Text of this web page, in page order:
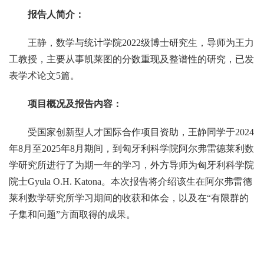
报告人简介：
王静，数学与统计学院2022级博士研究生，导师为王力
工教授，主要从事凯莱图的分数重现及整谱性的研究，已发
表学术论文5篇。
项目 概况及报告内容：
受国家创新型人才国际合作项目资助，王静同学于2024
年8月至2025年8月期间，到匈牙利科学院阿尔弗雷德莱利数
学研究所进行了为期一年的学习，外方导师为匈牙利科学院
院士Gyula O.H. Katona。本次报告将介绍该生在阿尔弗雷德
莱利数学研究所学习期间的收获和体会，以及在“有限群的
子集和问题”方面取得的成果。